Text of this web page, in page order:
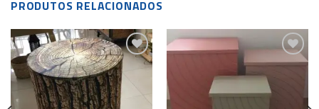
PRODUTOS RELACIONADOS
Add to
wishlist
Add to